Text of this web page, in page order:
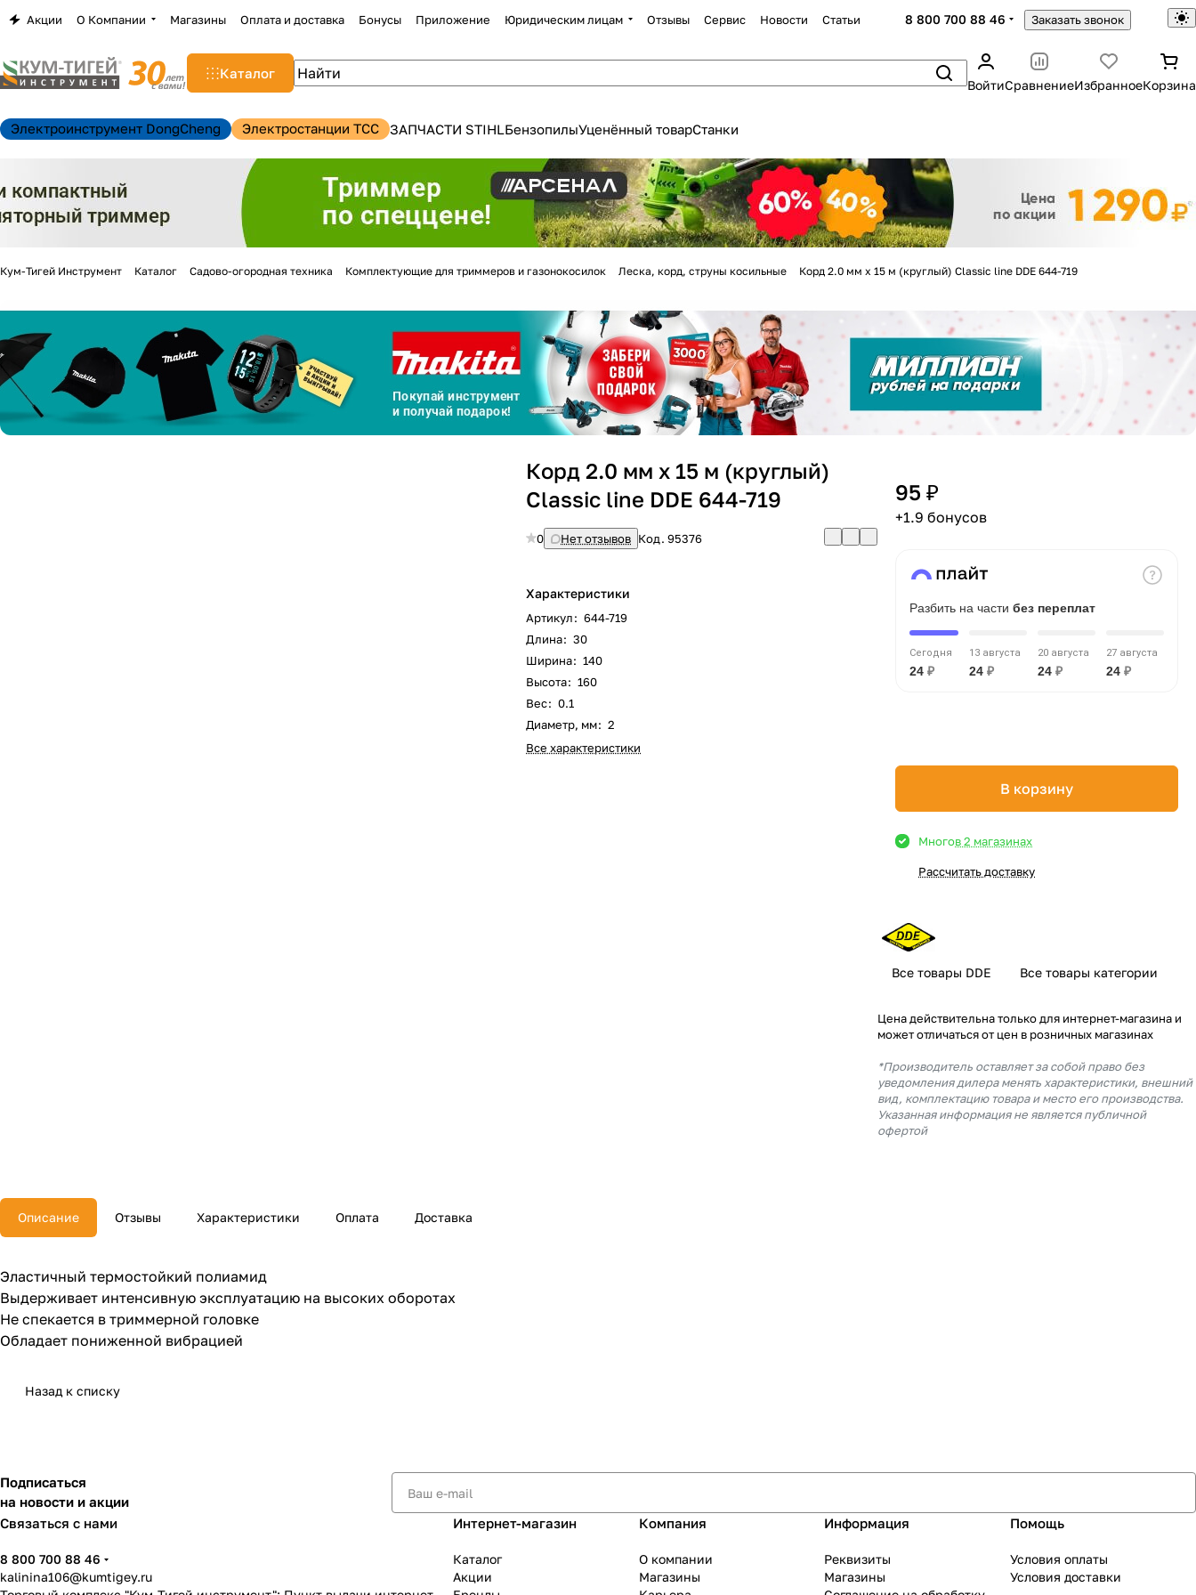
Акции О Компании Магазины Оплата и доставка Бонусы Приложение Юридическим лицам Отзывы Сервис Новости Статьи 8 800 700 88 46 Заказать звонок
Каталог
ВойтиСравнениеИзбранноеКорзина
Электроинструмент DongCheng Электростанции TCC ЗАПЧАСТИ STIHLБензопилыУценённый товарСтанки
Кум-Тигей Инструмент Каталог Садово-огородная техника Комплектующие для триммеров и газонокосилок Леска, корд, струны косильные Корд 2.0 мм х 15 м (круглый) Classic line DDE 644-719
Корд 2.0 мм х 15 м (круглый)
Classic line DDE 644-719
0 Нет отзывов Код.95376
Характеристики
Артикул: 644-719
Длина: 30
Ширина: 140
Высота: 160
Вес: 0.1
Диаметр, мм: 2
Все характеристики
95 ₽
+1.9 бонусов
Разбить на части без переплат
Сегодня
24 ₽
13 августа
24 ₽
20 августа
24 ₽
27 августа
24 ₽
В корзину
Многов 2 магазинах
Рассчитать доставку
Все товары DDE Все товары категории
Цена действительна только для интернет-магазина и
может отличаться от цен в розничных магазинах
*Производитель оставляет за собой право без
уведомления дилера менять характеристики, внешний
вид, комплектацию товара и место его производства.
Указанная информация не является публичной
офертой
Описание Отзывы Характеристики Оплата Доставка
Эластичный термостойкий полиамид
Выдерживает интенсивную эксплуатацию на высоких оборотах
Не спекается в триммерной головке
Обладает пониженной вибрацией
Назад к списку
Подписаться
на новости и акции
Связаться с нами
8 800 700 88 46
kalinina106@kumtigey.ru
Интернет-магазин
Каталог
Акции
Компания
О компании
Магазины
Информация
Реквизиты
Магазины
Помощь
Условия оплаты
Условия доставки
Для клиентов всех банков
Разбейте
оплату
на частибез переплат
График платежей
Оплачивайте сегодня только
% картой любого банка
Получайте товарвыбранный способом